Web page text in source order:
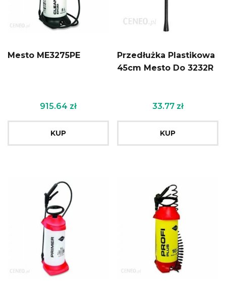
Mesto ME3275PE
915.64 zł
KUP
Przedłużka Plastikowa
45cm Mesto Do 3232R
33.77 zł
KUP